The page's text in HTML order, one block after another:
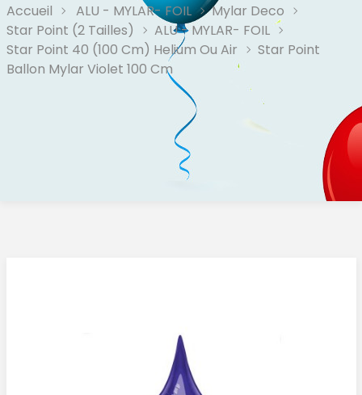
Accueil ALU - MYLAR- FOIL
Mylar Deco
Star Point (2 Tailles)
ALU - MYLAR- FOIL
Star Point 40 (100 Cm) Helium Ou Air
Star Point
Ballon Mylar Violet 100 Cm